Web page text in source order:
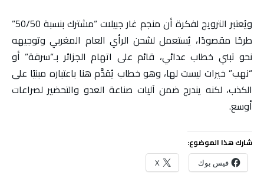
ويُعتبر الترويج لفكرة أن منجم غار جبيلات “مشترك بنسبة 50/50”
طرحًا مقصودًا، يُستعمل لشحن الرأي العام المغربي وتوجيهه
نحو تبني خطاب عدائي، قائم على اتهام الجزائر بـ“سرقة” أو
“نهب” خيرات ليست لها، وهو خطاب يُقدَّم هنا باعتباره مبنيًا على
الكذب، لكنه يندرج ضمن آليات صناعة العدو والتحضير لصراعات
أوسع.
شارك هذا الموضوع:
فيس بوك X